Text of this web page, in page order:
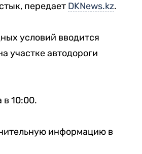
передает DKNews.kz.
условий вводится
участке автодороги
в 10:00.
информацию в